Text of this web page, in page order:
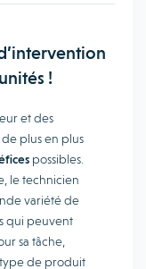
!
et des
plus en plus
possibles.
le technicien
variété de
qui peuvent
sa tâche,
de produit